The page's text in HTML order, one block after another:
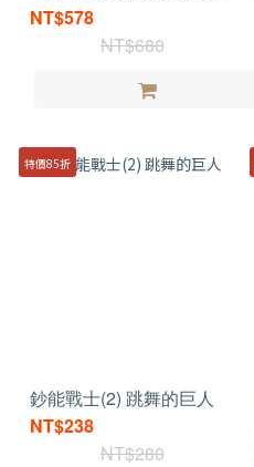
了〉〈02厲害了，我的生
NT$578
NT$680
特價85折
鈔能戰士(2) 跳舞的巨人
NT$238
NT$280